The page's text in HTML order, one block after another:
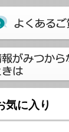
気に入り